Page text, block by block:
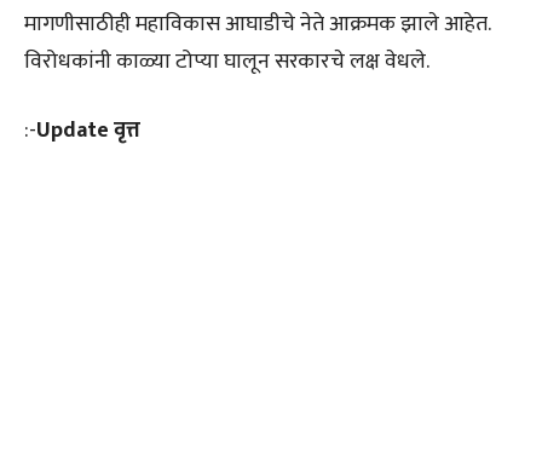
मागणीसाठीही महाविकास आघाडीचे नेते आक्रमक झाले आहेत.
विरोधकांनी काळ्या टोप्या घालून सरकारचे लक्ष वेधले.
:-Update वृत्त